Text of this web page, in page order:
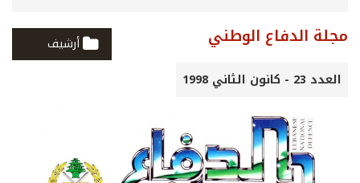
مجلة الدفاع الوطني
أرشيف
العدد 23 - كانون الثاني 1998